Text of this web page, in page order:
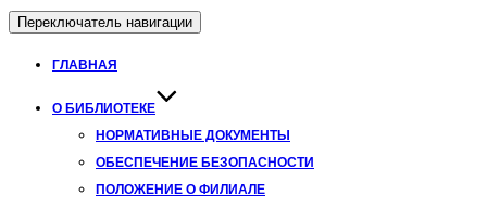
Переключатель навигации
ГЛАВНАЯ
О БИБЛИОТЕКЕ
НОРМАТИВНЫЕ ДОКУМЕНТЫ
ОБЕСПЕЧЕНИЕ БЕЗОПАСНОСТИ
ПОЛОЖЕНИЕ О ФИЛИАЛЕ